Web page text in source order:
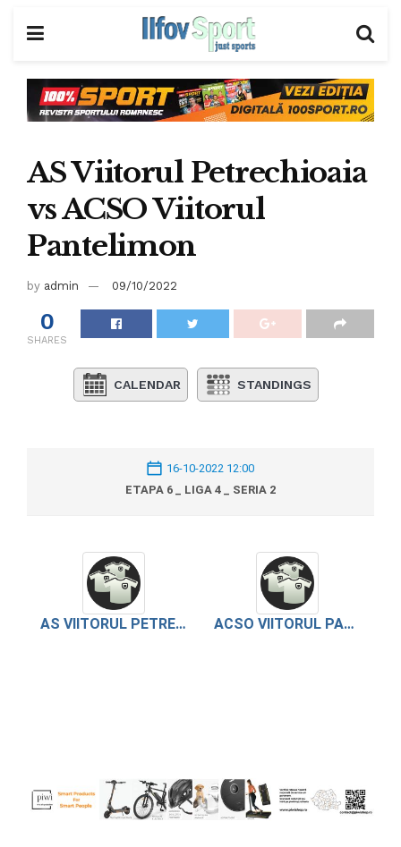
AS Viitorul Petrechioaia
vs ACSO Viitorul
Pantelimon
by admin 09/10/2022
0
SHARES
CALENDAR STANDINGS
16-10-2022 12:00
ETAPA 6 _ LIGA 4 _ SERIA 2
AS VIITORUL PETRECHIOAIA ACSO VIITORUL PANTELIMON